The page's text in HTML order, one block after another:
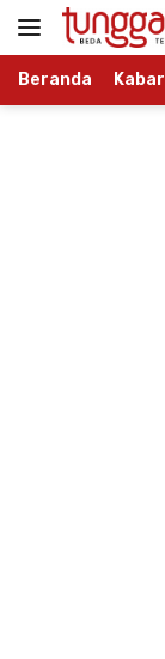
Langsung
Beranda Kabar